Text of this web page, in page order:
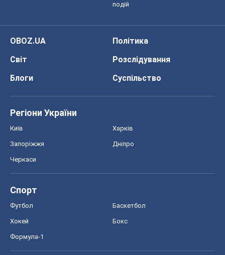
подій
OBOZ.UA
Політика
Світ
Розслідування
Блоги
Суспільство
Регіони України
Київ Харків
Запоріжжя Дніпро
Черкаси
Спорт
Футбол Баскетбол
Хокей Бокс
Формула-1